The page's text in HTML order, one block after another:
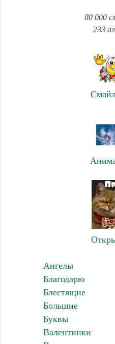
80 000
233
Ангелы
Благодарю
Блестящие
Большие
Буквы
Валентинки